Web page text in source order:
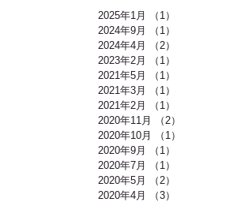
2025年1月 （1）
2024年9月
（1）
2024年4月
（2）
2023年2月
（1）
2021年5月
（1）
2021年3月
（1）
2021年2月
（1）
2020年11月
（2）
2020年10月
（1）
2020年9月
（1）
2020年7月
（1）
2020年5月
（2）
2020年4月
（3）